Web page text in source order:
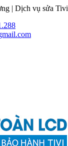
| Dịch vụ sửa